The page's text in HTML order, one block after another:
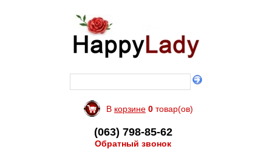
В корзине 0 товар(ов)
(063) 798-85-62
Обратный звонок